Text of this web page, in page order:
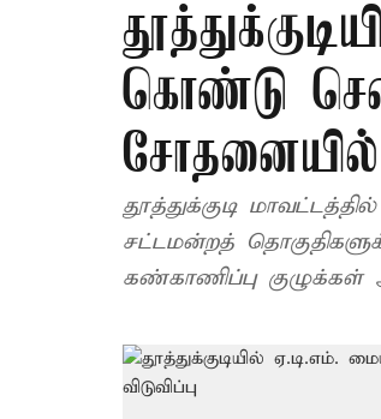
கொண்டு
சோதனையில்
தூத்துக்குடி
சட்டமன்றத்
கண்காணிப்பு